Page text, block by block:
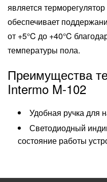
является
обеспечивает
от +5°C до +40°C
температуры пола.
Преимущества
Intermo M-102
Удобная ручка для
Светодиодный
состояние работы